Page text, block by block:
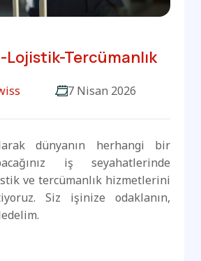
Lojistik-Tercümanlık
7 Nisan 2026
dünyanın herhangi bir
iş seyahatlerinde
ve tercümanlık hizmetlerini
Siz işinize odaklanın,